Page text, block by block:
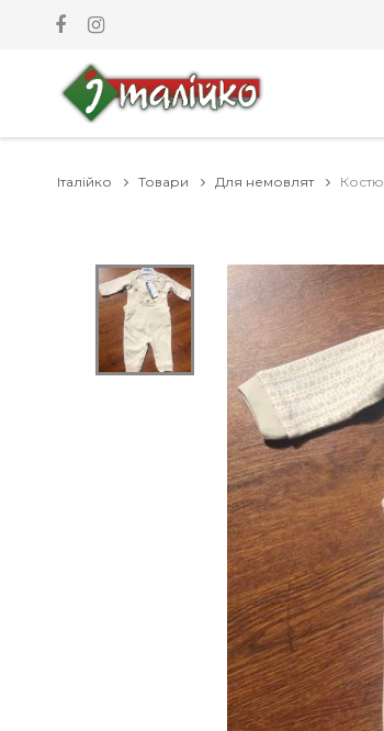
Італійко Товари Для немовлят